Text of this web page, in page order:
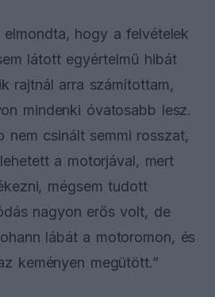
hogy a felvételek
látott egyértelmű hibát
rajtnál arra számítottam,
mindenki óvatosabb lesz.
nem csinált semmi rosszat,
a motorjával, mert
mégsem tudott
nagyon erős volt, de
lábát a motoromon, és
keményen megütött.”